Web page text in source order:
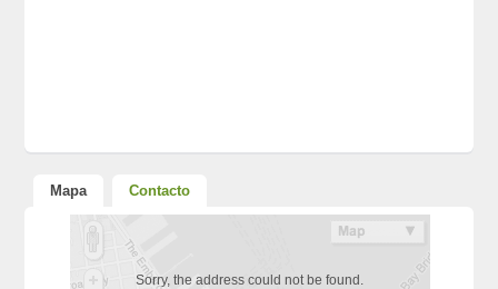
Mapa Contacto
Sorry, the address could not be found.